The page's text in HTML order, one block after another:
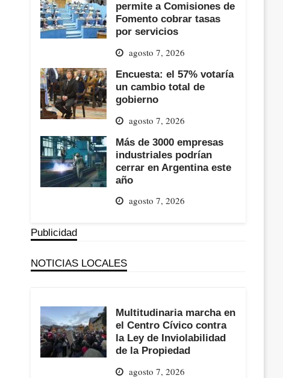
permite a Comisiones de
Fomento cobrar tasas
por servicios
agosto 7, 2026
Encuesta: el 57% votaría
un cambio total de
gobierno
agosto 7, 2026
Más de 3000 empresas
industriales podrían
cerrar en Argentina este
año
agosto 7, 2026
Publicidad
NOTICIAS LOCALES
Multitudinaria marcha en
el Centro Cívico contra
la Ley de Inviolabilidad
de la Propiedad
agosto 7, 2026